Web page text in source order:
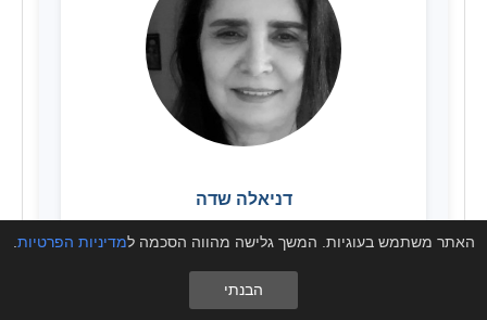
דניאלה שדה
האתר משתמש בעוגיות. המשך גלישה מהווה הסכמה למדיניות הפרטיות
הבנתי